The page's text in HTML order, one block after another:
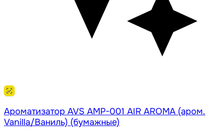
Ароматизатор AVS AMP-001 AIR AROMA (аром.
Vanilla/Ваниль) (бумажные)